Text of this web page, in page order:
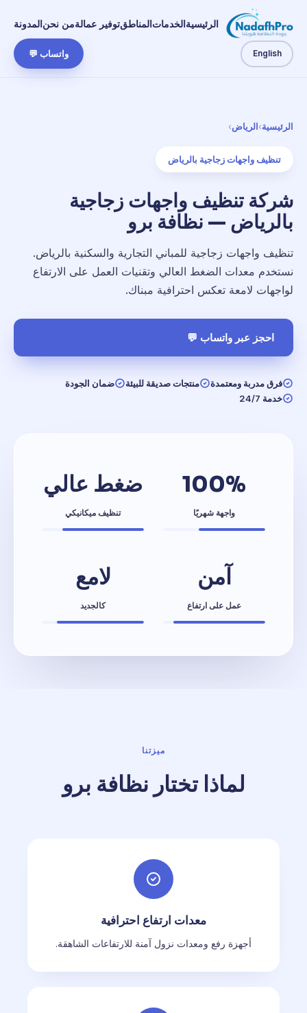
الرئيسيةالخدماتالمناطقتوفير عمالةمن نحنالمدونة
English واتساب 💬
الرئيسية›الرياض›
تنظيف واجهات زجاجية بالرياض
شركة تنظيف واجهات زجاجية
بالرياض — نظافة برو
تنظيف واجهات زجاجية للمباني التجارية والسكنية بالرياض.
نستخدم معدات الضغط العالي وتقنيات العمل على الارتفاع
لواجهات لامعة تعكس احترافية مبناك.
احجز عبر واتساب 💬
فرق مدربة ومعتمدة منتجات صديقة للبيئة
ضمان الجودة
خدمة 24/7
100%
واجهة شهريًا
ضغط عالي
تنظيف ميكانيكي
آمن
عمل على ارتفاع
لامع
كالجديد
ميزتنا
لماذا تختار نظافة برو
معدات ارتفاع احترافية
أجهزة رفع ومعدات نزول آمنة للارتفاعات الشاهقة.